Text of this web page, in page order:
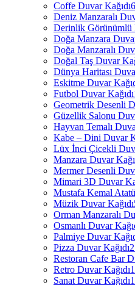
Coffe Duvar Kağıdı
Deniz Manzaralı
Derinlik Görünümlü
Doğa Manzara
Doğa Manzaralı
Doğal Taş Duvar
Dünya Haritası
Eskitme Duvar
Futbol Duvar Kağıdı
Geometrik Desenli
Güzellik Salonu
Hayvan Temalı
Kabe – Dini Duvar
Lüx İnci Çicekli
Manzara Duvar
Mermer Desenli
Mimari 3D Duvar
Mustafa Kemal
Müzik Duvar Kağıdı
Orman Manzaralı
Osmanlı Duvar
Palmiye Duvar
Pizza Duvar Kağıdı
Restoran Cafe Bar
Retro Duvar Kağıdı
Sanat Duvar Kağıdı